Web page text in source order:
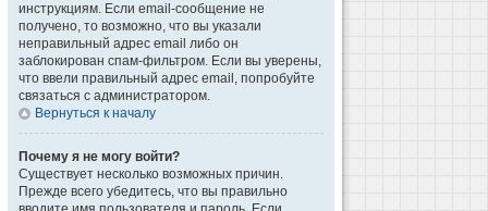
инструкциям. Если email-сообщение не
получено, то возможно, что вы указали
неправильный адрес email либо он
заблокирован спам-фильтром. Если вы уверены,
что ввели правильный адрес email, попробуйте
связаться с администратором.
Вернуться к началу
Почему я не могу войти?
Существует несколько возможных причин.
Прежде всего убедитесь, что вы правильно